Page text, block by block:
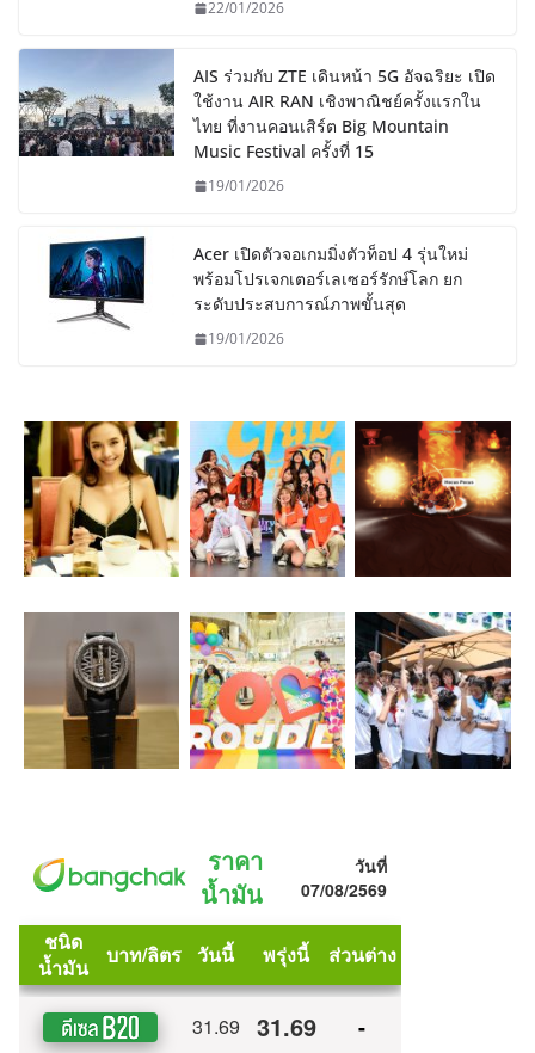
22/01/2026
AIS ร่วมกับ ZTE เดินหน้า 5G อัจฉริยะ เปิด
ใช้งาน AIR RAN เชิงพาณิชย์ครั้งแรกใน
ไทย ที่งานคอนเสิร์ต Big Mountain
Music Festival ครั้งที่ 15
19/01/2026
Acer เปิดตัวจอเกมมิ่งตัวท็อป 4 รุ่นใหม่
พร้อมโปรเจกเตอร์เลเซอร์รักษ์โลก ยก
ระดับประสบการณ์ภาพขั้นสุด
19/01/2026